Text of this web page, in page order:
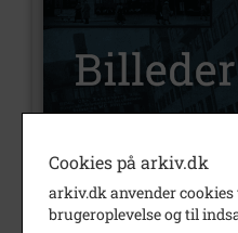
Type
Cookies på arkiv.dk
arkiv.dk anvender
brugeroplevelse og til